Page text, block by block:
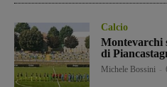
Calcio
Montevarchi
di
Michele Bossini